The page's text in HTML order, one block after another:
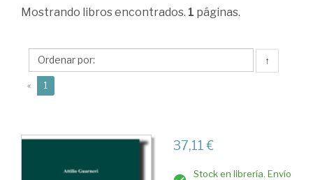
Guarneri,
Mostrando libros encontrados. 1 páginas.
↑
« 1
37,11 €
Stock en librería. Envío